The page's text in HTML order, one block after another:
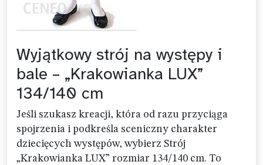
Wyjątkowy strój na występy i
bale – „Krakowianka LUX”
134/140 cm
Jeśli szukasz kreacji, która od razu przyciąga
spojrzenia i podkreśla sceniczny charakter
dziecięcych występów, wybierz Strój
„Krakowianka LUX” rozmiar 134/140 cm. To